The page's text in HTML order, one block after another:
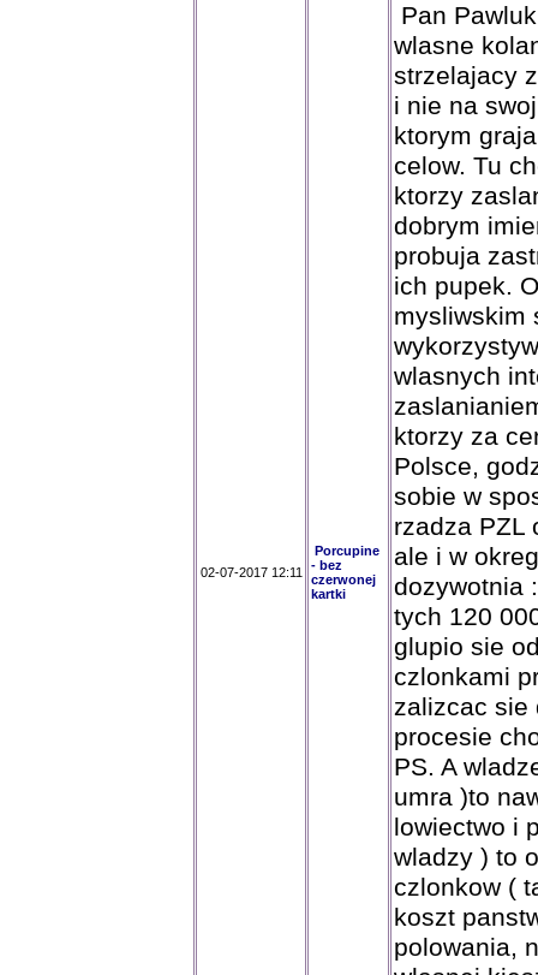
02-07-2017 12:11
Porcupine
- bez
czerwonej
kartki
Pan
wlasne
strzelajacy
i nie na
ktorym
celow. Tu
ktorzy
dobrym
probuja
ich pupek.
mysliwskim
wlasnych
ktorzy za
Polsce,
sobie w
rzadza PZL
ale i w
dozywotnia
tych 120
glupio sie
czlonkami
zalizcac sie
procesie
PS. A
umra )to
lowiectwo i
wladzy ) to
czlonkow (
koszt
polowania,